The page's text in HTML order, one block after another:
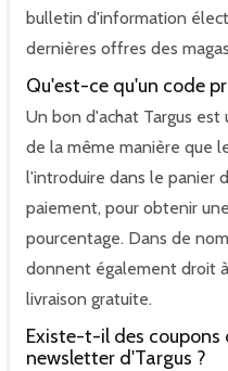
bulletin d'information
dernières offres des
Qu'est-ce qu'un code
Un bon d'achat Targus
de la même manière que
l'introduire dans le panier
paiement, pour obtenir
pourcentage. Dans de
donnent également droit
livraison gratuite.
Existe-t-il des
newsletter d'Targus ?